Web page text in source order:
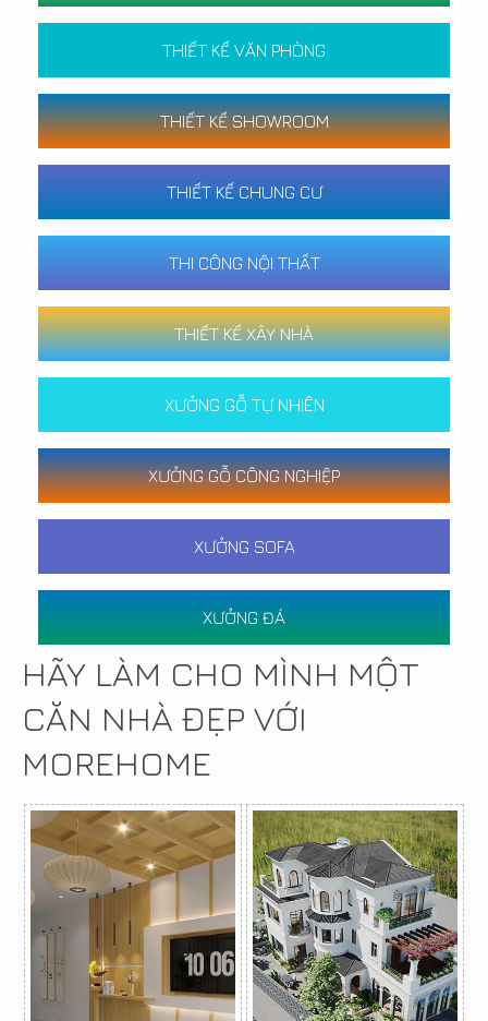
THIẾT KẾ VĂN PHÒNG
THIẾT KẾ SHOWROOM
THIẾT KẾ CHUNG CƯ
THI CÔNG NỘI THẤT
THIẾT KẾ XÂY NHÀ
XƯỞNG GỖ TỰ NHIÊN
XƯỞNG GỖ CÔNG NGHIỆP
XƯỞNG SOFA
XƯỞNG ĐÁ
HÃY LÀM CHO MÌNH MỘT
CĂN NHÀ ĐẸP VỚI
MOREHOME